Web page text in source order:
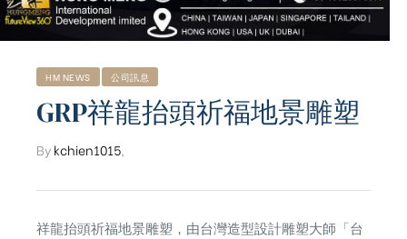
HM NEWS 公司訊息
GRP祥龍抬頭祈福地景雕塑
Bykchien1015,
祥龍抬頭祈福地景雕塑，由台灣造型設計雕塑大師「台
含日本